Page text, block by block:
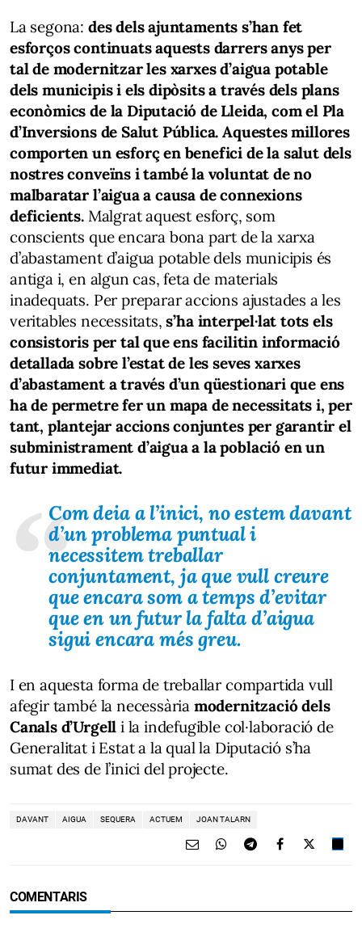
La segona: des dels ajuntaments s’han fet
esforços continuats aquests darrers anys per
tal de modernitzar les xarxes d’aigua potable
dels municipis i els dipòsits a través dels plans
econòmics de la Diputació de Lleida, com el Pla
d’Inversions de Salut Pública. Aquestes millores
comporten un esforç en benefici de la salut dels
nostres conveïns i també la voluntat de no
malbaratar l’aigua a causa de connexions
deficients.Malgrat aquest esforç, som
conscients que encara bona part de la xarxa
d’abastament d’aigua potable dels municipis és
antiga i, en algun cas, feta de materials
inadequats. Per preparar accions ajustades a les
veritables necessitats,s’ha interpel·lat tots els
consistoris per tal que ens facilitin informació
detallada sobre l’estat de les seves xarxes
d’abastament a través d’un qüestionari que ens
ha de permetre fer un mapa de necessitats i, per
tant, plantejar accions conjuntes per garantir el
subministrament d’aigua a la població en un
futur immediat.
Com deia a l’inici, no estem davant
d’un problema puntual i
necessitem treballar
conjuntament, ja que vull creure
que encara som a temps d’evitar
que en un futur la falta d’aigua
sigui encara més greu.
I en aquesta forma de treballar compartida vull
afegir també la necessària modernització dels
Canals d’Urgell i la indefugible col·laboració de
Generalitat i Estat a la qual la Diputació s’ha
sumat des de l’inici del projecte.
DAVANT AIGUA SEQUERA ACTUEM JOAN TALARN
COMENTARIS